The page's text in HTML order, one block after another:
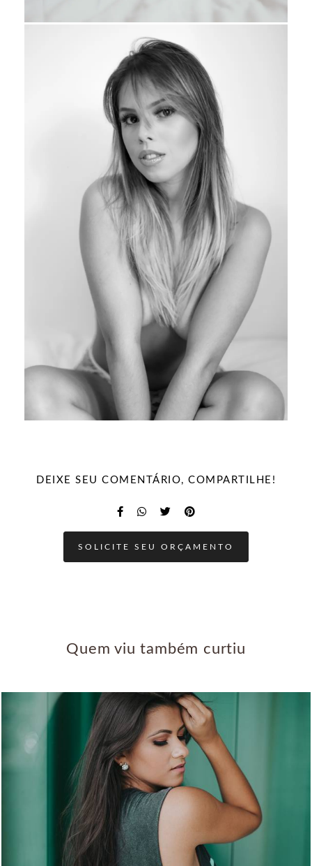
DEIXE SEU COMENTÁRIO, COMPARTILHE!
SOLICITE SEU ORÇAMENTO
Quem viu também curtiu
1599 0